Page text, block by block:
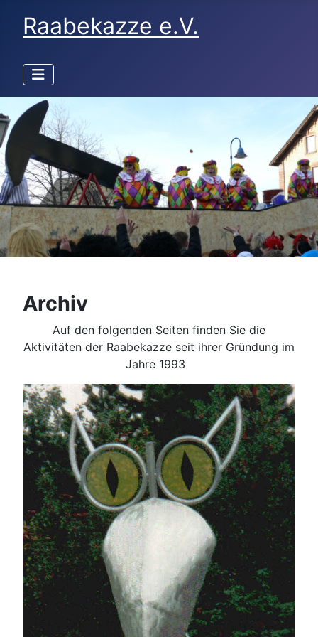
Raabekazze e.V.
Archiv
Auf den folgenden Seiten finden Sie die
Aktivitäten der Raabekazze seit ihrer Gründung im
Jahre 1993